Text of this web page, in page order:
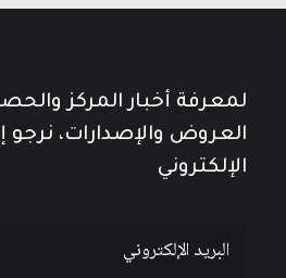
لمعرفة أخبار المركز
العروض والإصدارات، نرجو
الإلكتروني